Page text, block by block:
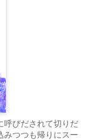
びだされて切りだ
みつつも帰りにスー